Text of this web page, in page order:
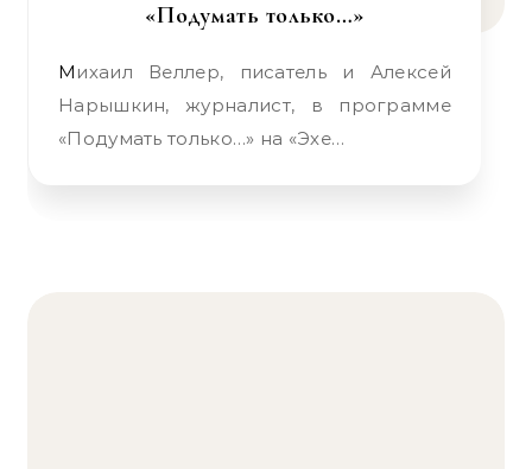
«Подумать только…»
Михаил Веллер, писатель и Алексей
Нарышкин, журналист, в программе
«Подумать только…» на «Эхе…